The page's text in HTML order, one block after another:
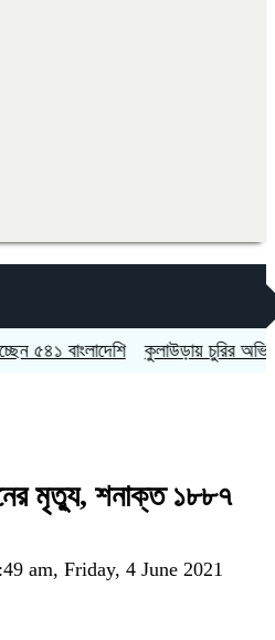
বাংলাদেশি কুলাউড়ায় চুরির
মৃত্যু, শনাক্ত ১৮৮৭
am, Friday, 4 June 2021